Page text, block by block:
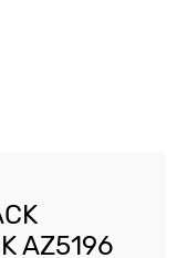
AZ5196